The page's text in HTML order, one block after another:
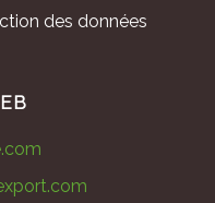
des données